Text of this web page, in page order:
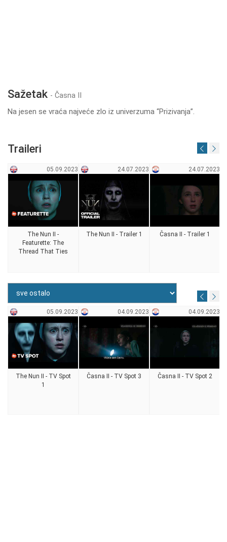
Sažetak - Časna II
Na jesen se vraća najveće zlo iz univerzuma “Prizivanja”.
Traileri
05.09.2023
The Nun II -
Featurette: The
Thread That Ties
24.07.2023
The Nun II - Trailer 1
24.07.2023
Časna II - Trailer 1
05.09.2023
The Nun II - TV Spot
1
04.09.2023
Časna II - TV Spot 3
04.09.2023
Časna II - TV Spot 2